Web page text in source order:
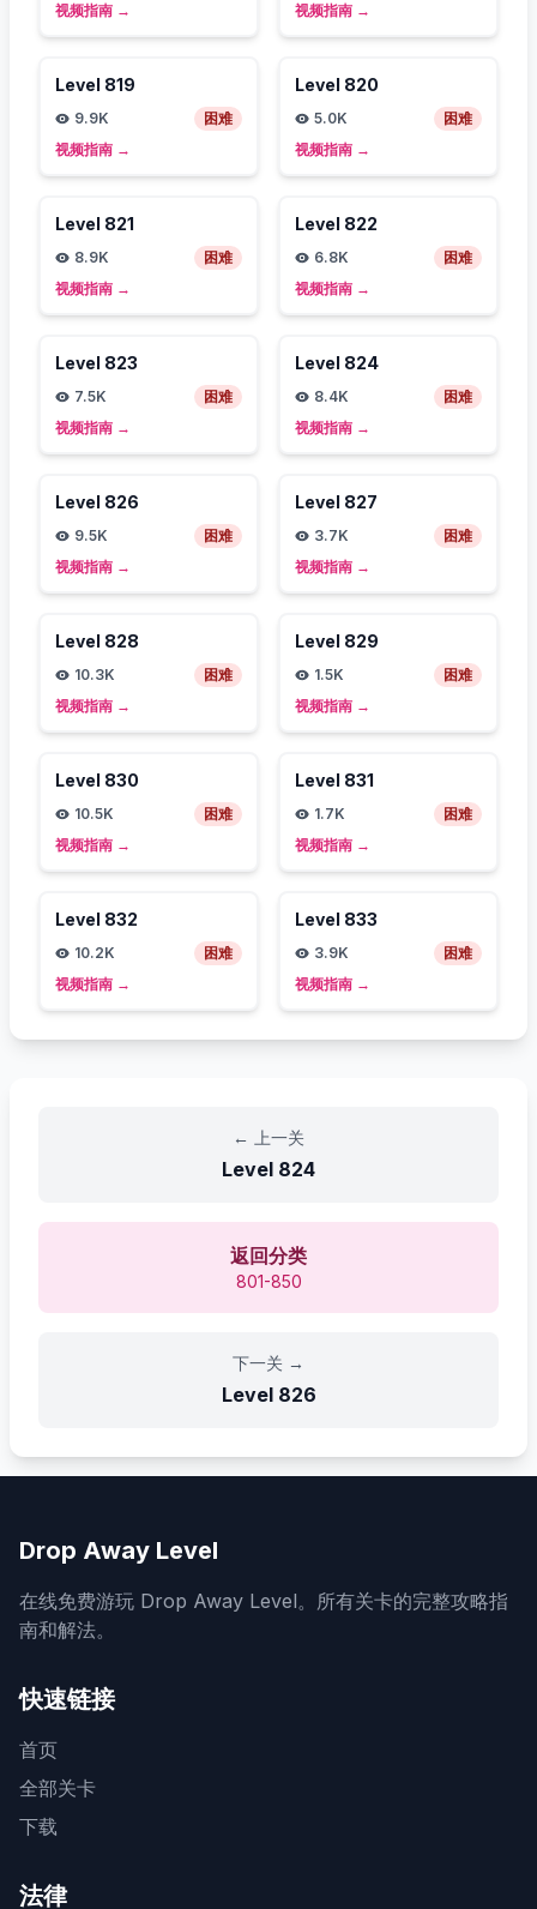
视频指南 → 视频指南 →
Level 819
9.9K
困难
视频指南 →
Level 820
5.0K
困难
视频指南 →
Level 821
8.9K
困难
视频指南 →
Level 822
6.8K
困难
视频指南 →
Level 823
7.5K
困难
视频指南 →
Level 824
8.4K
困难
视频指南 →
Level 826
9.5K
困难
视频指南 →
Level 827
3.7K
困难
视频指南 →
Level 828
10.3K
困难
视频指南 →
Level 829
1.5K
困难
视频指南 →
Level 830
10.5K
困难
视频指南 →
Level 831
1.7K
困难
视频指南 →
Level 832
10.2K
困难
视频指南 →
Level 833
3.9K
困难
视频指南 →
← 上一关
Level 824
返回分类
801-850
下一关 →
Level 826
Drop Away Level
在线免费游玩 Drop Away Level。所有关卡的完整攻略指
南和解法。
快速链接
首页
全部关卡
下载
法律